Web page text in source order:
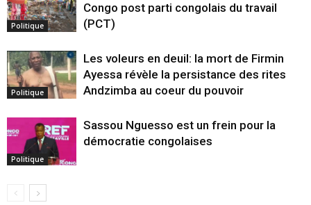
Politique
Congo post parti congolais du travail
(PCT)
Politique
Les voleurs en deuil: la mort de Firmin
Ayessa révèle la persistance des rites
Andzimba au coeur du pouvoir
Politique
Sassou Nguesso est un frein pour la
démocratie congolaises